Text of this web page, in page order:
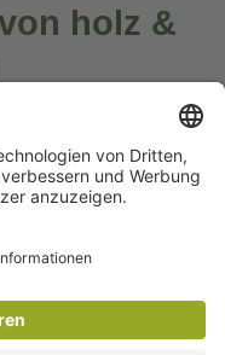
holz &
von holz & raum: